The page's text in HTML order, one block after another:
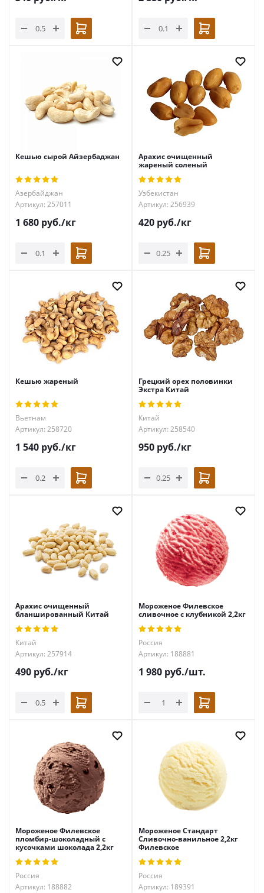
Кешью сырой Айзербаджан
Азербайджан
Артикул: 257011
1 680 руб./кг
Арахис очищенный
жареный соленый
Узбекистан
Артикул: 256939
420 руб./кг
Кешью жареный
Вьетнам
Артикул: 258720
1 540 руб./кг
Грецкий орех половинки
Экстра Китай
Китай
Артикул: 258540
950 руб./кг
Арахис очищенный
бланшированный Китай
Китай
Артикул: 257914
490 руб./кг
Мороженое Филевское
сливочное с клубникой 2,2кг
Россия
Артикул: 188881
1 980 руб./шт.
Мороженое Филевское
пломбир-шоколадный с
кусочками шоколада 2,2кг
Россия
Артикул: 188882
Мороженое Стандарт
Сливочно-ванильное 2,2кг
Филевское
Россия
Артикул: 189391